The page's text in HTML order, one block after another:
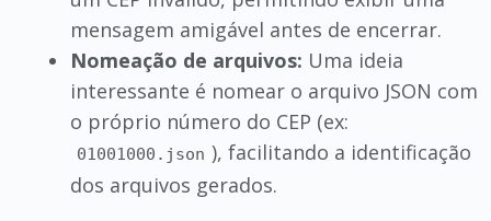
mensagem amigável antes de encerrar.
Nomeação de arquivos: Uma ideia
interessante é nomear o arquivo JSON com
o próprio número do CEP (ex:
01001000.json ), facilitando a identificação
dos arquivos gerados.